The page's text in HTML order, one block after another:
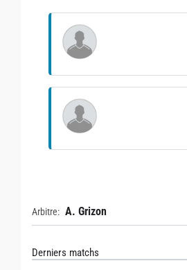
Arbitre: A. Grizon
Derniers matchs